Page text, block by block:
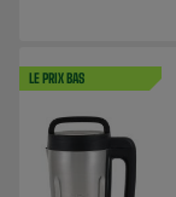
LE PRIX BAS